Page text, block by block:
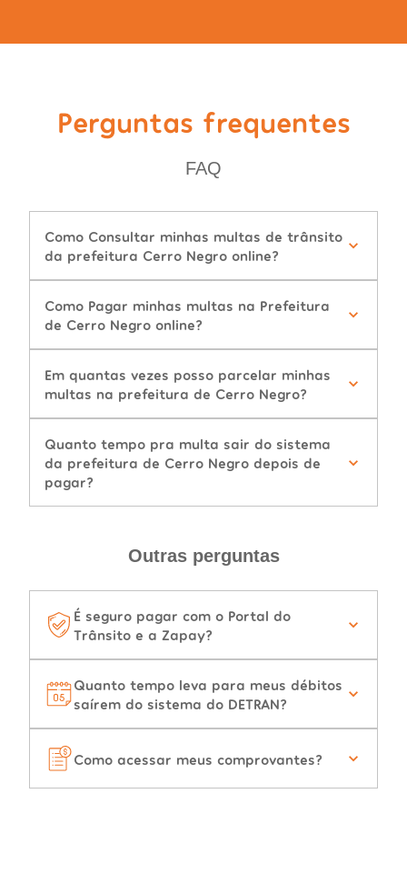
Perguntas frequentes
FAQ
Como Consultar minhas multas de trânsito
da prefeitura Cerro Negro online?
Como Pagar minhas multas na Prefeitura
de Cerro Negro online?
Em quantas vezes posso parcelar minhas
multas na prefeitura de Cerro Negro?
Quanto tempo pra multa sair do sistema
da prefeitura de Cerro Negro depois de
pagar?
Outras perguntas
É seguro pagar com o Portal do
Trânsito e a Zapay?
Quanto tempo leva para meus débitos
saírem do sistema do DETRAN?
Como acessar meus comprovantes?